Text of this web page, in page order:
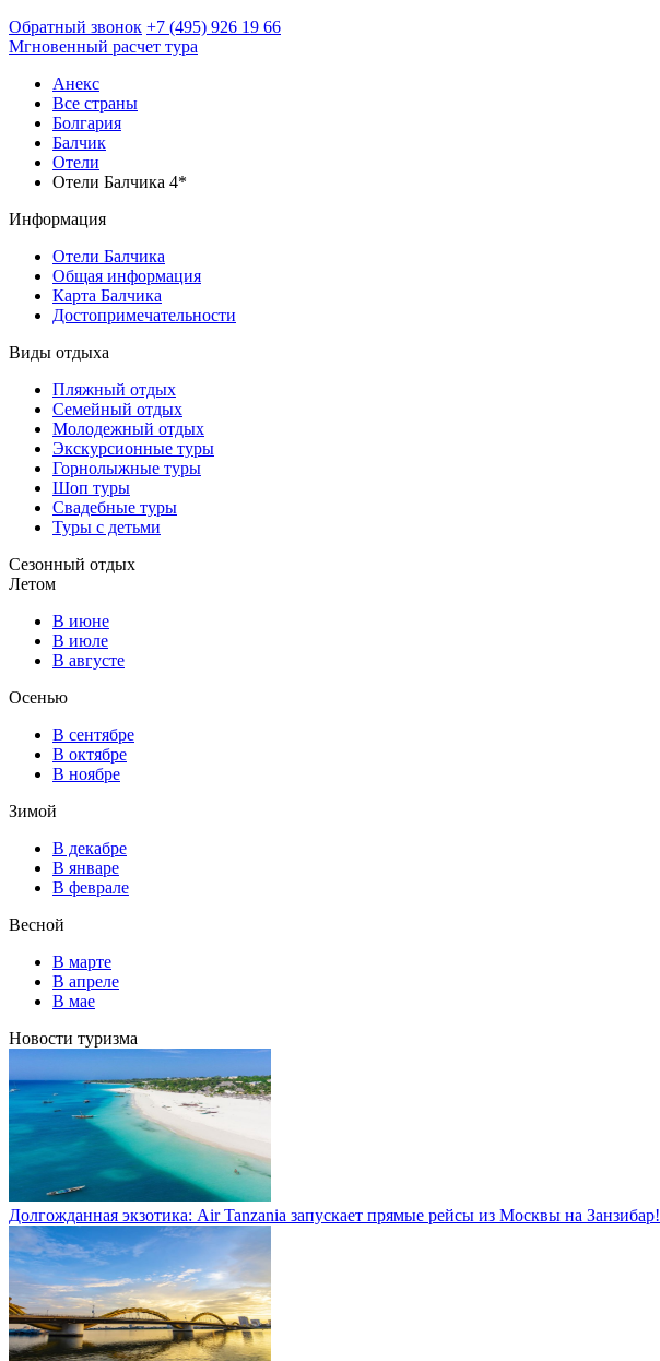
Обратный звонок +7 (495) 926 19 66
Мгновенный расчет тура
Анекс
Все страны
Болгария
Балчик
Отели
Отели Балчика 4*
Информация
Отели Балчика
Общая информация
Карта Балчика
Достопримечательности
Виды отдыха
Пляжный отдых
Семейный отдых
Молодежный отдых
Экскурсионные туры
Горнолыжные туры
Шоп туры
Свадебные туры
Туры с детьми
Сезонный отдых
Летом
В июне
В июле
В августе
Осенью
В сентябре
В октябре
В ноябре
Зимой
В декабре
В январе
В феврале
Весной
В марте
В апреле
В мае
Новости туризма
Долгожданная экзотика: Air Tanzania запускает прямые рейсы из Москвы на Занзибар!